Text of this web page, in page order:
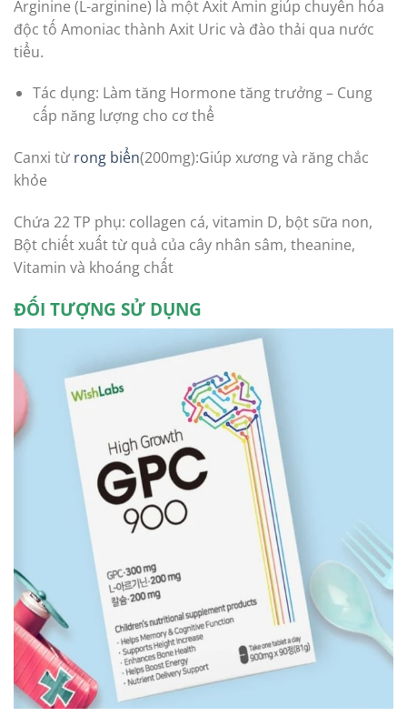
Arginine (L-arginine) là một Axit Amin giúp chuyển hóa
độc tố Amoniac thành Axit Uric và đào thải qua nước
tiểu.
Tác dụng: Làm tăng Hormone tăng trưởng – Cung
cấp năng lượng cho cơ thể
Canxi từ rong biển(200mg):Giúp xương và răng chắc
khỏe
Chứa 22 TP phụ: collagen cá, vitamin D, bột sữa non,
Bột chiết xuất từ quả của cây nhân sâm, theanine,
Vitamin và khoáng chất
ĐỐI TƯỢNG SỬ DỤNG